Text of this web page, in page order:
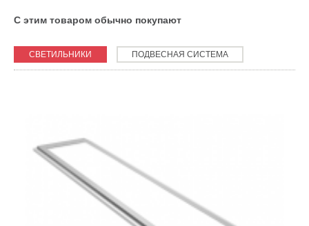
С этим товаром обычно покупают
СВЕТИЛЬНИКИ ПОДВЕСНАЯ СИСТЕМА